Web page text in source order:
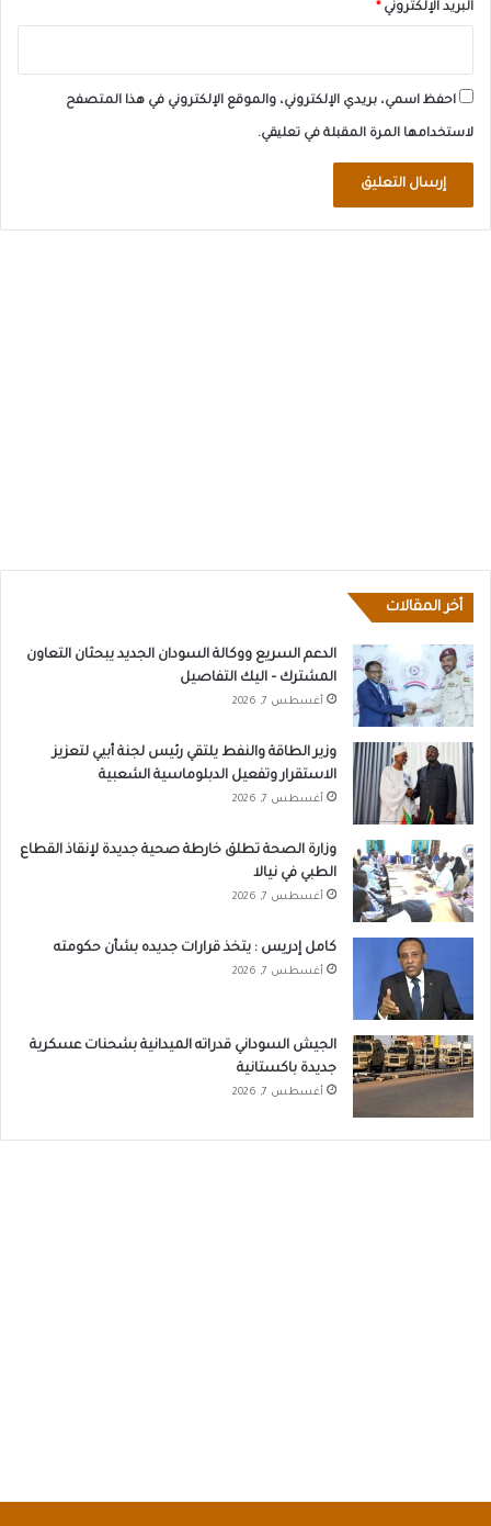
البريد الإلكتروني *
احفظ اسمي، بريدي الإلكتروني، والموقع الإلكتروني في هذا المتصفح
لاستخدامها المرة المقبلة في تعليقي.
أخر المقالات
الدعم السريع ووكالة السودان الجديد يبحثان التعاون
المشترك – اليك التفاصيل
أغسطس 7, 2026
وزير الطاقة والنفط يلتقي رئيس لجنة أبيي لتعزيز
الاستقرار وتفعيل الدبلوماسية الشعبية
أغسطس 7, 2026
وزارة الصحة تطلق خارطة صحية جديدة لإنقاذ القطاع
الطبي في نيالا
أغسطس 7, 2026
كامل إدريس : يتخذ قرارات جديده بشأن حكومته
أغسطس 7, 2026
الجيش السوداني قدراته الميدانية بشحنات عسكرية
جديدة باكستانية
أغسطس 7, 2026